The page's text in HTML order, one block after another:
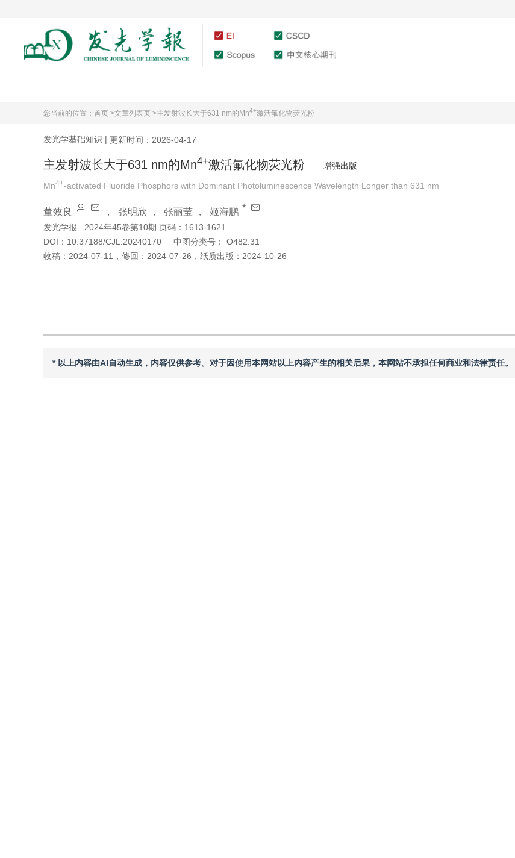
您当前的位置： 首页 >文章列表页 >主发射波长大于631 nm的Mn4+激活氟化物荧光粉
发光学基础知识 | 更新时间：2026-04-17
主发射波长大于631 nm的Mn4+激活氟化物荧光粉 增强出版
Mn4+-activated Fluoride Phosphors with Dominant Photoluminescence Wavelength Longer than 631 nm
董效良 ， 张明欣 ， 张丽莹 ， 姬海鹏 *
发光学报
2024年45卷第10期 页码：1613-1621
DOI： 10.37188/CJL.20240170 中图分类号：
O482.31
收稿： 2024-07-11 ， 修回： 2024-07-26 ， 纸质出版： 2024-10-26
* 以上内容由AI自动生成，内容仅供参考。对于因使用本网站以上内容产生的相关后果，本网站不承担任何商业和法律责任。